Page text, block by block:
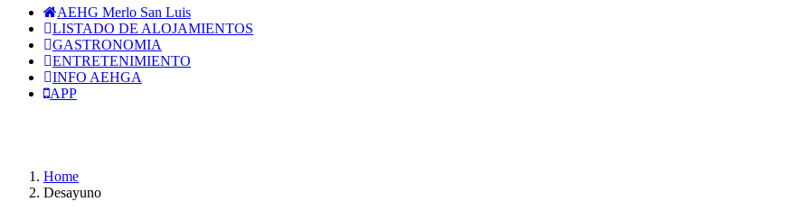
AEHG Merlo San Luis
LISTADO DE ALOJAMIENTOS
GASTRONOMIA
ENTRETENIMIENTO
INFO AEHGA
APP
Home
Desayuno